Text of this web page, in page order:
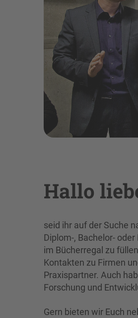
Hallo
seid ihr auf der Suche
Diplom-, Bachelor-
im Bücherregal zu
Kontakten zu Firmen
Praxispartner. Auch
Forschung und
Gern bieten wir Euch